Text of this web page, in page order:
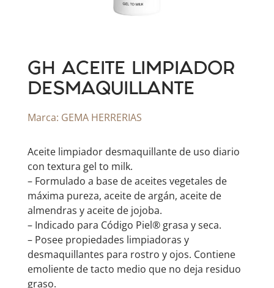
GH ACEITE LIMPIADOR
DESMAQUILLANTE
Marca: GEMA HERRERIAS
Aceite limpiador desmaquillante de uso diario
con textura gel to milk.
– Formulado a base de aceites vegetales de
máxima pureza, aceite de argán, aceite de
almendras y aceite de jojoba.
– Indicado para Código Piel® grasa y seca.
– Posee propiedades limpiadoras y
desmaquillantes para rostro y ojos. Contiene
emoliente de tacto medio que no deja residuo
graso.